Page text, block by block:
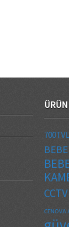
700TVL
CENOVA